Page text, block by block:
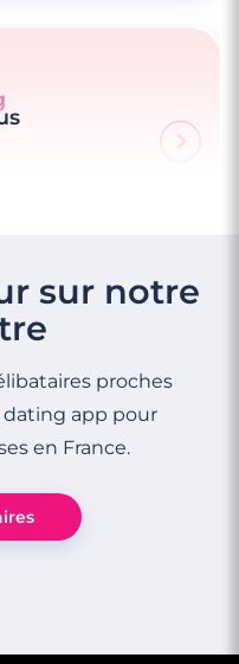
à Grenoble
sur notre
proches
dating app pour
en France.